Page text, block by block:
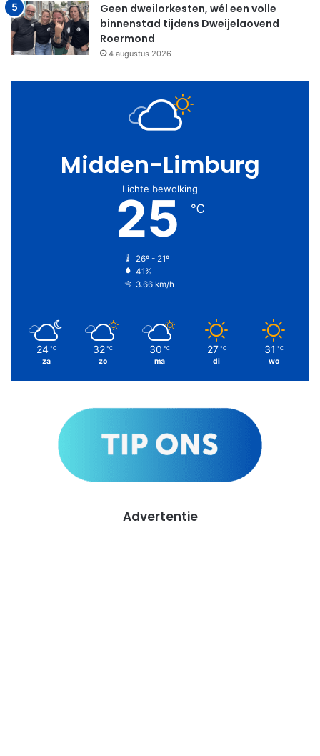
Geen dweilorkesten, wél een volle
binnenstad tijdens Dweijelaovend
Roermond
4 augustus 2026
Midden-Limburg
Lichte bewolking
25 ℃
26º - 21º
41%
3.66 km/h
24 ℃
za
32 ℃
zo
30 ℃
ma
27 ℃
di
31 ℃
wo
Advertentie